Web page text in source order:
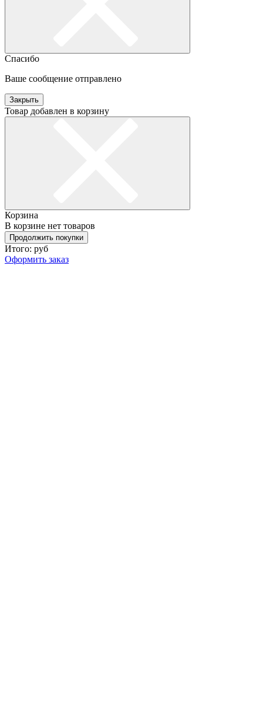
Спасибо
Ваше сообщение отправлено
Закрыть
Товар добавлен в корзину
Корзина
В корзине нет товаров
Продолжить покупки
Итого: руб
Оформить заказ